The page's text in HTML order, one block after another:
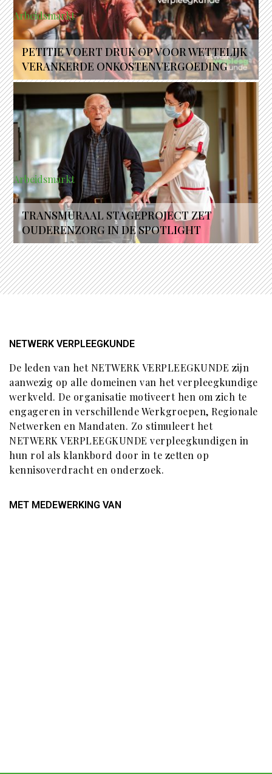
Arbeidsmarkt
PETITIE VOERT DRUK OP VOOR WETTELIJK
VERANKERDE ONKOSTENVERGOEDING
Arbeidsmarkt
TRANSMURAAL STAGEPROJECT ZET
OUDERENZORG IN DE SPOTLIGHT
NETWERK VERPLEEGKUNDE
De leden van het NETWERK VERPLEEGKUNDE zijn
aanwezig op alle domeinen van het verpleegkundige
werkveld. De organisatie motiveert hen om zich te
engageren in verschillende Werkgroepen, Regionale
Netwerken en Mandaten. Zo stimuleert het
NETWERK VERPLEEGKUNDE verpleegkundigen in
hun rol als klankbord door in te zetten op
kennisoverdracht en onderzoek.
MET MEDEWERKING VAN